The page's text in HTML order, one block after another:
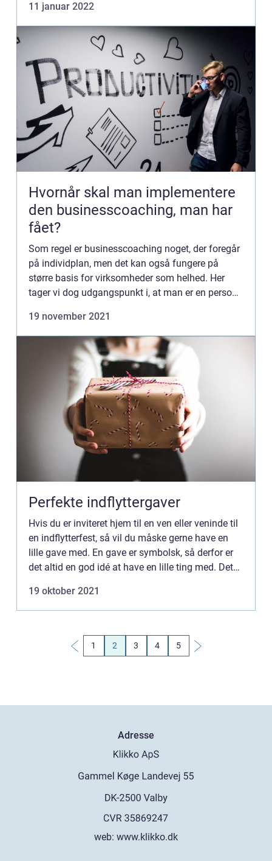
11 januar 2022
Hvornår skal man implementere
den businesscoaching, man har
fået?
Som regel er businesscoaching noget, der foregår
på individplan, men det kan også fungere på
større basis for virksomheder som helhed. Her
tager vi dog udgangspunkt i, at man er en person,
udvikling i arbejd...
19 november 2021
Perfekte indflyttergaver
Hvis du er inviteret hjem til en ven eller veninde til
en indflytterfest, så vil du måske gerne have en
lille gave med. En gave er symbolsk, så derfor er
det altid en god idé at have en lille ting med. Det
19 oktober 2021
1 2 3 4 5
Adresse
web: www.klikko.dk